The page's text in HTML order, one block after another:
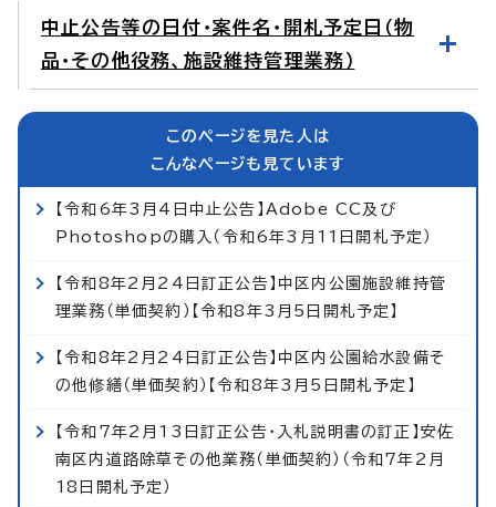
中止公告等の日付・案件名・開札予定日（物
品・その他役務、施設維持管理業務）
このページを見た人は
こんなページも見ています
【令和6年3月4日中止公告】Adobe CC及び
Photoshopの購入（令和6年3月11日開札予定）
【令和8年2月24日訂正公告】中区内公園施設維持管
理業務（単価契約）【令和8年3月5日開札予定】
【令和8年2月24日訂正公告】中区内公園給水設備そ
の他修繕（単価契約）【令和8年3月5日開札予定】
【令和7年2月13日訂正公告・入札説明書の訂正】安佐
南区内道路除草その他業務（単価契約）（令和7年2月
18日開札予定）